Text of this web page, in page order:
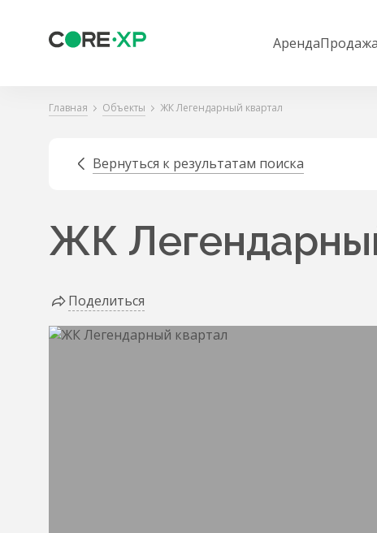
АрендаПродажа
Главная Объекты ЖК Легендарный квартал
Вернуться к результатам поиска
ЖК
Поделиться